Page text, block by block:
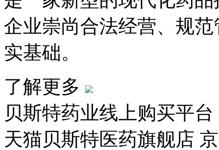
企业崇尚合法经营、规
实基础。
了解更多
贝斯特药业线上购买平台
天猫贝斯特医药旗舰店